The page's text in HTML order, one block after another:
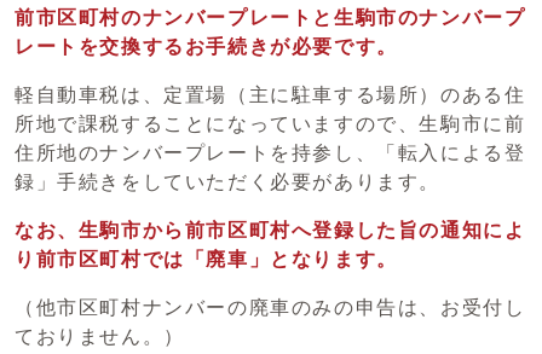
前市区町村のナンバープレートと生駒市のナンバープ
レートを交換するお手続きが必要です。
軽自動車税は、定置場（主に駐車する場所）のある住
所地で課税することになっていますので、生駒市に前
住所地のナンバープレートを持参し、「転入による登
録」手続きをしていただく必要があります。
なお、生駒市から前市区町村へ登録した旨の通知によ
り前市区町村では「廃車」となります。
（他市区町村ナンバーの廃車のみの申告は、お受付し
ておりません。）